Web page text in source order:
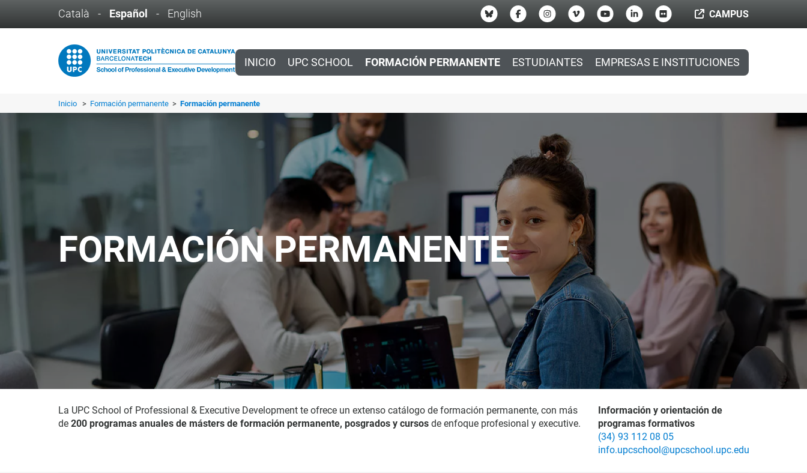
Català - Español - English CAMPUS
INICIO UPC SCHOOL FORMACIÓN PERMANENTE ESTUDIANTES EMPRESAS E INSTITUCIONES
Inicio > Formación permanente > Formación permanente
FORMACIÓN PERMANENTE
La UPC School of Professional & Executive Development te ofrece un extenso catálogo de formación permanente, con más
de 200 programas anuales de másters de formación permanente, posgrados y cursos de enfoque profesional y executive.
Información y orientación de
programas formativos
(34) 93 112 08 05
info.upcschool@upcschool.upc.edu